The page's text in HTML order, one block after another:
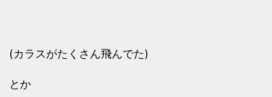
(カラスがたくさん飛んでた)
とか